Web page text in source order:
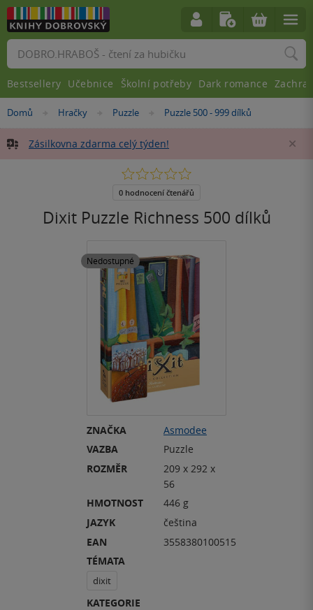
Nacházíte
zde:
Domů »Hračky »Puzzle »Puzzle 500 - 999 dílků
Zásilkovna zdarma celý týden!
Dixit Puzzle Richness 500 dílků
Nedostupné
ZNAČKA
Asmodee
VAZBA
Puzzle
ROZMĚR
209 x 292 x
56
HMOTNOST
446 g
JAZYK
čeština
EAN
3558380100515
TÉMATA
dixit
KATEGORIE
0.0
5
0 hodnocení čtenářů
Vyhledávání
Bestsellery Učebnice Školní potřeby Dark romance